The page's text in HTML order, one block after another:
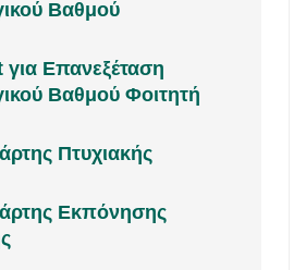
Βαθμού
Επανεξέταση
Βαθμού Φοιτητή
Πτυχιακής
Εκπόνησης